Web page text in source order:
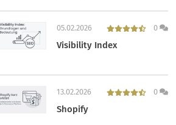
05.02.2026 0
Visibility Index
13.02.2026 0
Shopify